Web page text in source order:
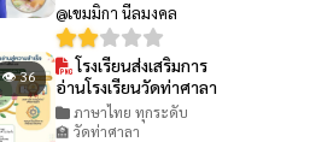
@เขมมิกา นีลมงคล
👁 36
โรงเรียนส่งเสริมการ
อ่านโรงเรียนวัดท่าศาลา
ภาษาไทย ทุกระดับ
🏫 วัดท่าศาลา